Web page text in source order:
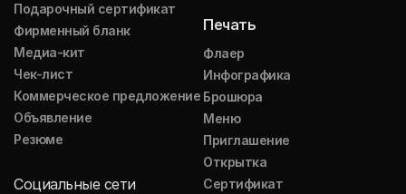
Подарочный сертификат
Фирменный бланк
Медиа-кит
Чек-лист
Коммерческое предложение
Объявление
Резюме
Социальные сети
Печать
Флаер
Инфографика
Брошюра
Меню
Приглашение
Открытка
Сертификат